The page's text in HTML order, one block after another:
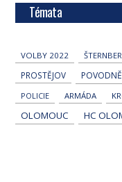
Témata
VOLBY 2022
PROSTĚJOV POVODNĚ
POLICIE
ARMÁDA
OLOMOUC HC